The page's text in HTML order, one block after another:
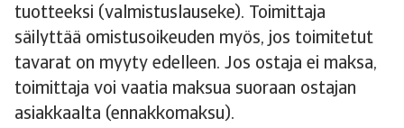
tuotteeksi (valmistuslauseke). Toimittaja
säilyttää omistusoikeuden myös, jos toimitetut
tavarat on myyty edelleen. Jos ostaja ei maksa,
toimittaja voi vaatia maksua suoraan ostajan
asiakkaalta (ennakkomaksu).